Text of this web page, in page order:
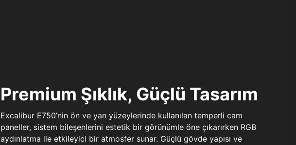
Premium Şıklık, Güçlü Tasarım
Excalibur E750’nin ön ve yan yüzeylerinde kullanılan temperli cam
paneller, sistem bileşenlerini estetik bir görünümle öne çıkarırken RGB
aydınlatma ile etkileyici bir atmosfer sunar. Güçlü gövde yapısı ve